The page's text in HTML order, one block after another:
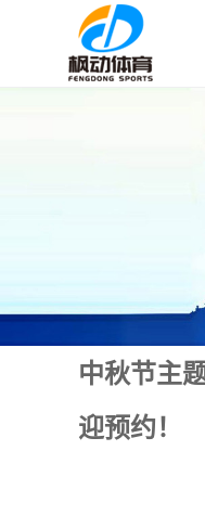
中秋节主
迎预约！